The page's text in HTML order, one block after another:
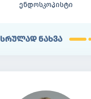
ენდოსკოპისტი
სრულად ნახვა